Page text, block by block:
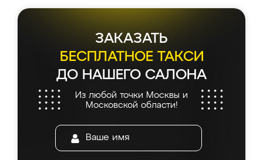
ЗАКАЗАТЬ
БЕСПЛАТНОЕ ТАКСИ
ДО НАШЕГО САЛОНА
Из любой точки Москвы и
Московской области!